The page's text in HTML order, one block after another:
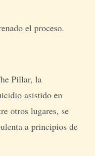
el proceso.
Pillar, la
asistido en
otros lugares, se
a principios de